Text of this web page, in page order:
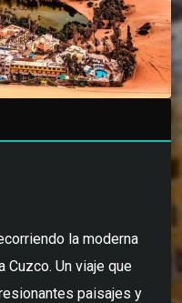
la moderna
Cuzco. Un viaje que
paisajes y